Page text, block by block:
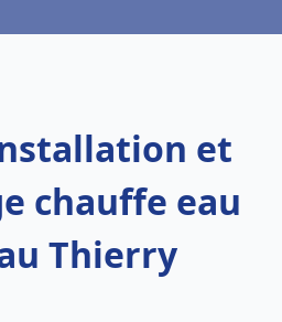
et
chauffe eau
Thierry